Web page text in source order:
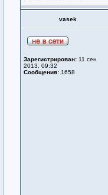
vasek
Зарегистрирован: 11 сен
2013, 09:32
Сообщения: 1658